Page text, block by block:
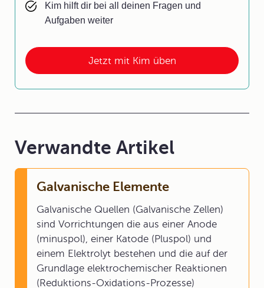
Jetzt mit Kim üben
Kim hilft dir bei all deinen Fragen und
Aufgaben weiter
Verwandte Artikel
Galvanische Elemente
Galvanische Quellen (Galvanische Zellen)
sind Vorrichtungen die aus einer Anode
(minuspol), einer Katode (Pluspol) und
einem Elektrolyt bestehen und die auf der
Grundlage elektrochemischer Reaktionen
(Reduktions-Oxidations-Prozesse)